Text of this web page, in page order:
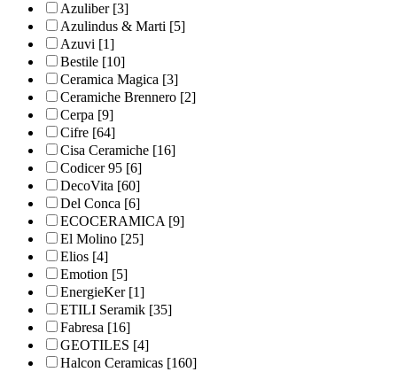
Azuliber[3]
Azulindus & Marti [5]
Azuvi [1]
Bestile [10]
Ceramica Magica [3]
Ceramiche Brennero [2]
Cerpa [9]
Cifre [64]
Cisa Ceramiche [16]
Codicer 95 [6]
DecoVita [60]
Del Conca [6]
ECOCERAMICA[9]
El Molino [25]
Elios [4]
Emotion [5]
EnergieKer[1]
ETILI Seramik [35]
Fabresa [16]
GEOTILES [4]
Halcon Ceramicas [160]